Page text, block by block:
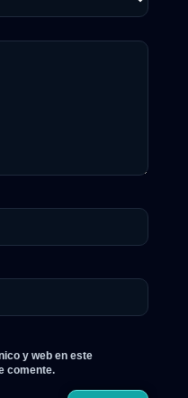
y web en este
comente.